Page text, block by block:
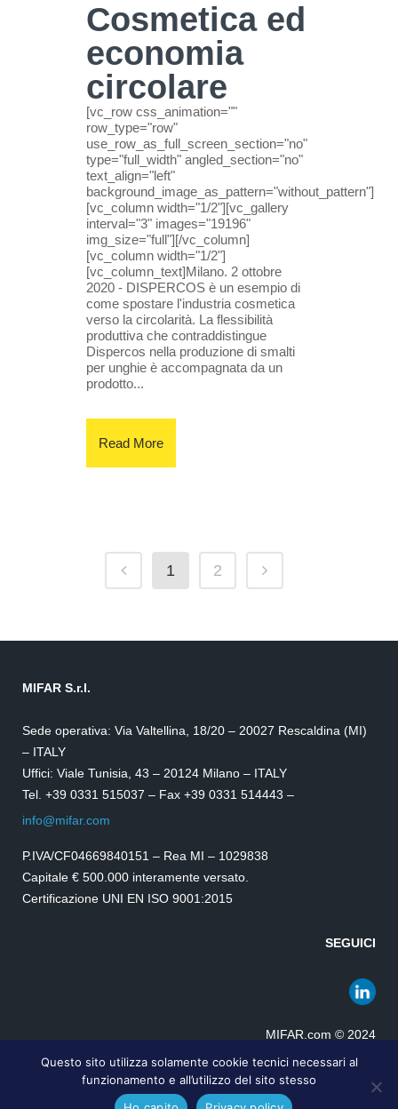
Cosmetica ed
economia
circolare
[vc_row css_animation=""
row_type="row"
use_row_as_full_screen_section="no"
type="full_width" angled_section="no"
text_align="left"
background_image_as_pattern="without_pattern"]
[vc_column width="1/2"][vc_gallery
interval="3" images="19196"
img_size="full"][/vc_column]
[vc_column width="1/2"]
[vc_column_text]Milano. 2 ottobre
2020 - DISPERCOS è un esempio di
come spostare l'industria cosmetica
verso la circolarità. La flessibilità
produttiva che contraddistingue
Dispercos nella produzione di smalti
per unghie è accompagnata da un
prodotto...
Read More
1 2
MIFAR S.r.l.
Sede operativa: Via Valtellina, 18/20 – 20027 Rescaldina (MI)
– ITALY
Uffici: Viale Tunisia, 43 – 20124 Milano – ITALY
Tel. +39 0331 515037 – Fax +39 0331 514443 –
info@mifar.com
P.IVA/CF04669840151 – Rea MI – 1029838
Capitale € 500.000 interamente versato.
Certificazione UNI EN ISO 9001:2015
SEGUICI
MIFAR.com © 2024
Privacy Policy |Cookies Policy |Condizioni di vendita
Questo sito utilizza solamente cookie tecnici necessari al
funzionamento e all’utilizzo del sito stesso